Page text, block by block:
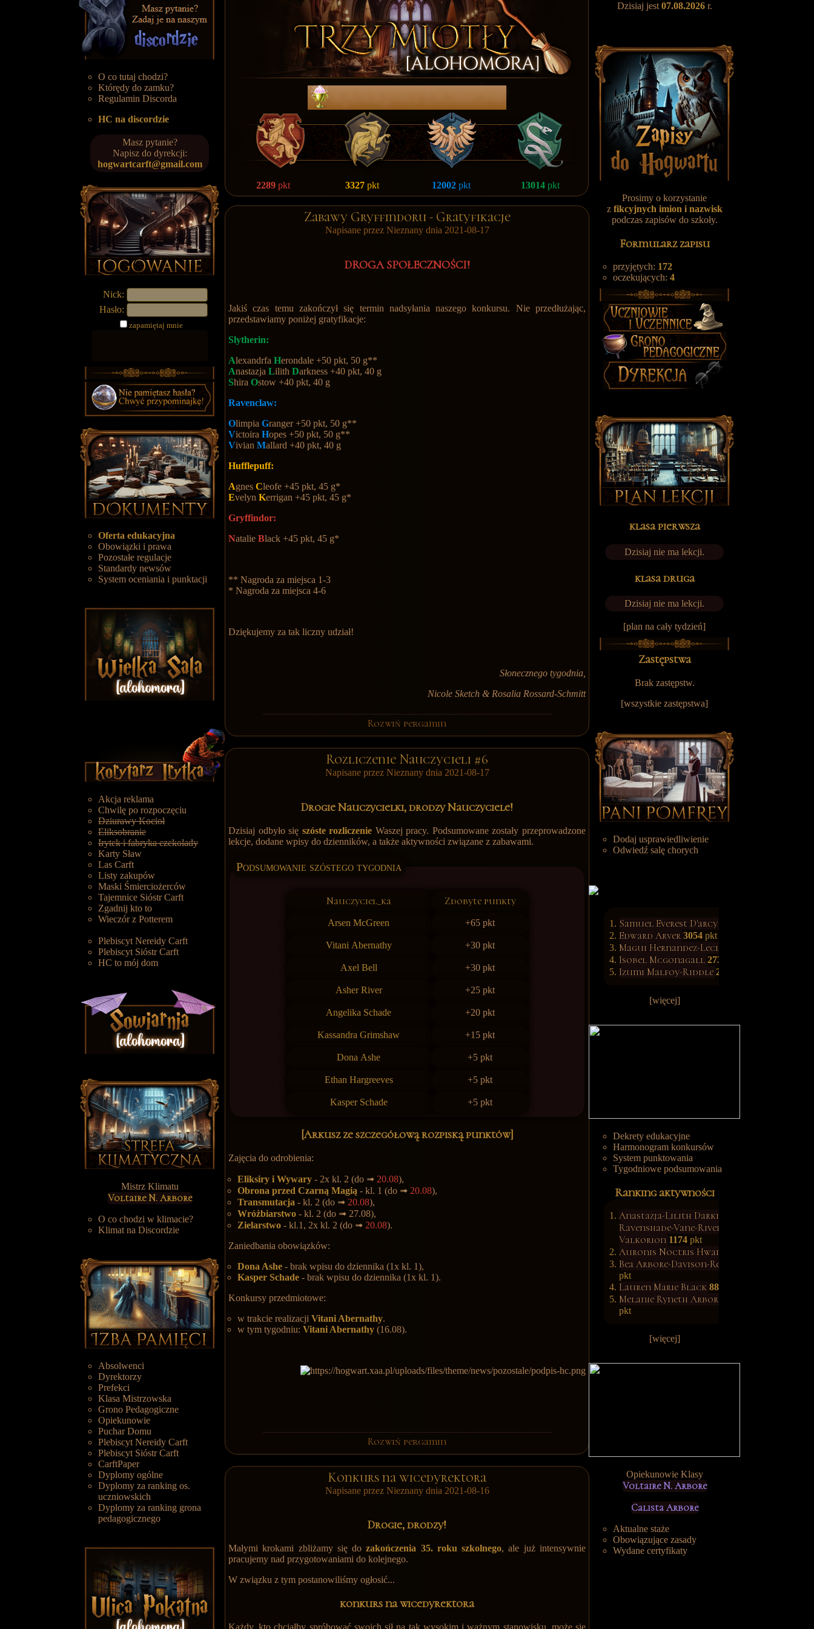
O co tutaj chodzi?
Którędy do zamku?
Regulamin Discorda
HC na discordzie
Masz pytanie?
Napisz do dyrekcji:
hogwartcarft@gmail.com
Nick:
Hasło:
zapamiętaj mnie
Oferta edukacyjna
Obowiązki i prawa
Pozostałe regulacje
Standardy newsów
System oceniania i punktacji
Akcja reklama
Chwilę po rozpoczęciu
Dziurawy Kocioł
Eliksobranie
Irytek i fabryka czekolady
Karty Sław
Las Carft
Listy zakupów
Maski Śmierciożerców
Tajemnice Sióstr Carft
Zgadnij kto to
Wieczór z Potterem
Plebiscyt Nereidy Carft
Plebiscyt Sióstr Carft
HC to mój dom
Mistrz Klimatu
Voltaire N. Arbore
O co chodzi w klimacie?
Klimat na Discordzie
Absolwenci
Dyrektorzy
Prefekci
Klasa Mistrzowska
Grono Pedagogiczne
Opiekunowie
Puchar Domu
Plebiscyt Nereidy Carft
Plebiscyt Sióstr Carft
CarftPaper
Dyplomy ogólne
Dyplomy za ranking os.
uczniowskich
Dyplomy za ranking grona
pedagogicznego
RanKing DomÓw
2289pkt 3327pkt 12002 pkt 13014pkt
Zabawy Gryffindoru - Gratyfikacje
Napisane przez Nieznany dnia 2021-08-17
DROGA SPOŁECZNOŚCI!
Jakiś czas temu zakończył się termin nadsyłania naszego konkursu. Nie przedłużając,
przedstawiamy poniżej gratyfikacje:
Slytherin:
Alexandrfa Herondale +50 pkt, 50 g**
Anastazja Lilith Darkness +40 pkt, 40 g
Shira Ostow +40 pkt, 40 g
Ravenclaw:
Olimpia Granger +50 pkt, 50 g**
Victoira Hopes +50 pkt, 50 g**
Vivian Mallard +40 pkt, 40 g
Hufflepuff:
Agnes Cleofe +45 pkt, 45 g*
Evelyn Kerrigan +45 pkt, 45 g*
Gryffindor:
Natalie Black +45 pkt, 45 g*
** Nagroda za miejsca 1-3
* Nagroda za miejsca 4-6
Dziękujemy za tak liczny udział!
Słonecznego tygodnia,
Nicole Sketch & Rosalia Rossard-Schmitt
Rozwiń pergamin
Rozliczenie Nauczycieli #6
Napisane przez Nieznany dnia 2021-08-17
Drogie Nauczycielki, drodzy Nauczyciele!
Dzisiaj odbyło się szóste rozliczenie Waszej pracy. Podsumowane zostały przeprowadzone
lekcje, dodane wpisy do dzienników, a także aktywności związane z zabawami.
Podsumowanie szóstego tygodnia
Nauczyciel_ka Zdobyte punkty
Arsen McGreen +65 pkt
Vitani Abernathy +30 pkt
Axel Bell +30 pkt
Asher River +25 pkt
Angelika Schade +20 pkt
Kassandra Grimshaw +15 pkt
Dona Ashe +5 pkt
Ethan Hargreeves +5 pkt
Kasper Schade +5 pkt
[Arkusz ze szczegółową rozpiską punktów]
Zajęcia do odrobienia:
Eliksiry i Wywary - 2x kl. 2 (do ➟ 20.08),
Obrona przed Czarną Magią - kl. 1 (do ➟ 20.08),
Transmutacja - kl. 2 (do ➟ 20.08),
Wróżbiarstwo - kl. 2 (do ➟ 27.08),
Zielarstwo - kl.1, 2x kl. 2 (do ➟ 20.08).
Zaniedbania obowiązków:
Dona Ashe - brak wpisu do dziennika (1x kl. 1),
Kasper Schade - brak wpisu do dziennika (1x kl. 1).
Konkursy przedmiotowe:
w trakcie realizacji Vitani Abernathy.
w tym tygodniu: Vitani Abernathy (16.08).
Rozwiń pergamin
Konkurs na wicedyrektora
Napisane przez Nieznany dnia 2021-08-16
Drogie, drodzy!
Małymi krokami zbliżamy się dozakończenia 35. roku szkolnego, ale już intensywnie
pracujemy nad przygotowaniami do kolejnego.
W związku z tym postanowiliśmy ogłosić...
konkurs na wicedyrektora
Każdy, kto chciałby spróbować swoich sił na tak wysokim i ważnym stanowisku, może się
Dzisiaj jest 07.08.2026r.
Prosimy o korzystanie
z fikcyjnych imion i nazwisk
podczas zapisów do szkoły.
Formularz zapisu
przyjętych: 172
oczekujących: 4
klasa pierwsza
Dzisiaj nie ma lekcji.
klasa druga
Dzisiaj nie ma lekcji.
[plan na cały tydzień]
Zastępstwa
Brak zastępstw.
[wszystkie zastępstwa]
Dodaj usprawiedliwienie
Odwiedź salę chorych
Samuel Everest D'arcy
Edward Arver 3054 pkt
Magui Hernandez-Leclerc
Isobel Mcgonagall 2731
Izumi Malfoy-Riddle 2608
[więcej]
Dekrety edukacyjne
Harmonogram konkursów
System punktowania
Tygodniowe podsumowania
Ranking aktywności
Anastazja-Lilith Darkness-
Ravenshade-Vane-River-
Valkorion 1174 pkt
Auronis Noctris Hwang
Bea Arbore-Davison-Rettop
pkt
Lauren Marie Black 887
Melanie Ryneth Arbore-Wood
pkt
[więcej]
Opiekunowie Klasy
Voltaire N. Arbore
Calista Arbore
Aktualne staże
Obowiązujące zasady
Wydane certyfikaty